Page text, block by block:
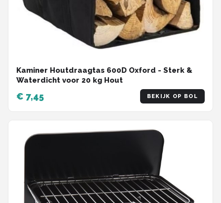
Kaminer Houtdraagtas 600D Oxford - Sterk &
Waterdicht voor 20 kg Hout
€ 7,45 BEKIJK OP BOL